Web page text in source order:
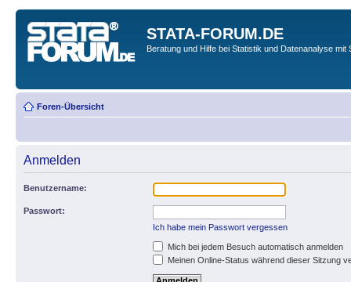
STATA-FORUM.DE
Beratung und Hilfe bei Statistik und Datenanalyse mit
Foren-Übersicht
Anmelden
Benutzername:
Passwort:
Ich habe mein Passwort vergessen
Mich bei jedem Besuch automatisch anmelden
Meinen Online-Status während dieser Sitzung